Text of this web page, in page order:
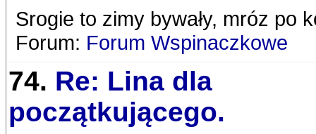
Srogie to zimy bywały, mróz po
Forum: Forum Wspinaczkowe
74. Re: Lina dla
początkującego.